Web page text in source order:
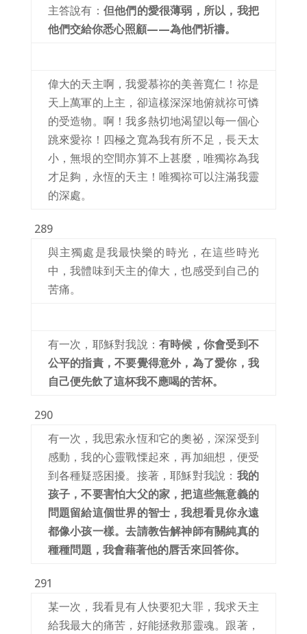
主答說有： 但他們的愛很薄弱，所以，我把
他們交給你悉心照顧——為他們祈禱。
偉大的天主啊，我愛慕祢的美善寬仁！祢是
天上萬軍的上主，卻這樣深深地俯就祢可憐
的受造物。啊！我多熱切地渴望以每一個心
跳來愛祢！四極之寬為我有所不足，長天太
小，無垠的空間亦算不上甚麼，唯獨祢為我
才足夠，永恆的天主！唯獨祢可以注滿我靈
的深處。
289
與主獨處是我最快樂的時光，在這些時光
中，我體味到天主的偉大，也感受到自己的
苦痛。
有一次，耶穌對我說：有時候，你會受到不
公平的指責，不要覺得意外，為了愛你，我
自己便先飲了這杯我不應喝的苦杯。
290
有一次，我思索永恆和它的奧祕，深深受到
感動，我的心靈戰慄起來，再加細想，便受
到各種疑惑困擾。接著，耶穌對我說： 我的
孩子，不要害怕大父的家，把這些無意義的
問題留給這個世界的智士，我想看見你永遠
都像小孩一樣。去請教告解神師有關純真的
種種問題，我會藉著他的唇舌來回答你。
291
某一次，我看見有人快要犯大罪，我求天主
給我最大的痛苦，好能拯救那靈魂。跟著，